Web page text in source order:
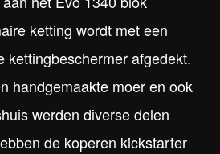
ketting wordt met een
kettingbeschermer afgedekt.
handgemaakte moer en ook
werden diverse delen
de koperen kickstarter